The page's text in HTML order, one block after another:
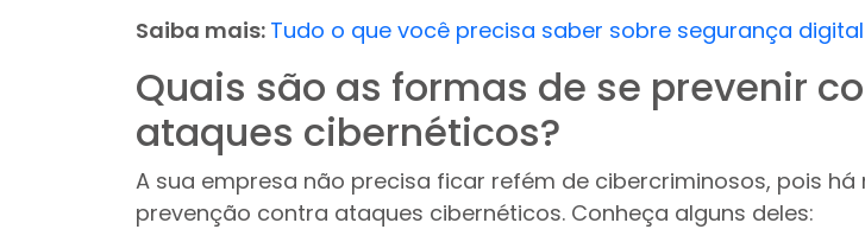
Saiba mais: Tudo o que você precisa saber sobre segurança digital
Quais são as formas de se prevenir
ataques cibernéticos?
A sua empresa não precisa ficar refém de cibercriminosos, pois
prevenção contra ataques cibernéticos. Conheça alguns deles: